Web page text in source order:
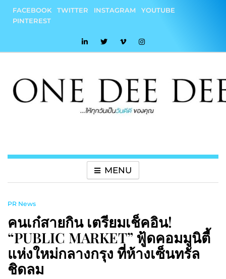
content
FACEBOOK TWITTER INSTAGRAM
YOUTUBE
PINTEREST
MENU
PR News
คนเก๋สายกิน เตรียมเช็คอิน!
“PUBLIC MARKET” ฟู้ดคอมมูนิตี้
แห่งใหม่กลางกรุง ที่ห้างเซ็นทรัล
ชิดลม